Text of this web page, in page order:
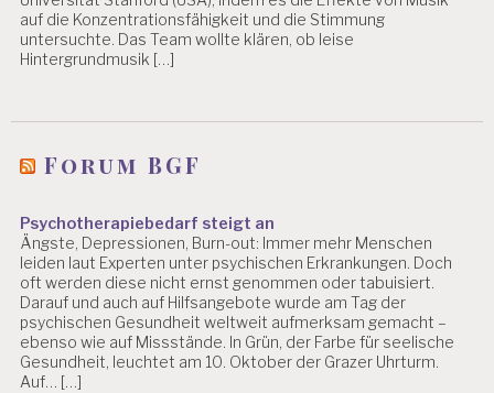
auf die Konzentrationsfähigkeit und die Stimmung
untersuchte. Das Team wollte klären, ob leise
Hintergrundmusik […]
Forum BGF
Psychotherapiebedarf steigt an
Ängste, Depressionen, Burn-out: Immer mehr Menschen
leiden laut Experten unter psychischen Erkrankungen. Doch
oft werden diese nicht ernst genommen oder tabuisiert.
Darauf und auch auf Hilfsangebote wurde am Tag der
psychischen Gesundheit weltweit aufmerksam gemacht –
ebenso wie auf Missstände. In Grün, der Farbe für seelische
Gesundheit, leuchtet am 10. Oktober der Grazer Uhrturm.
Auf… […]